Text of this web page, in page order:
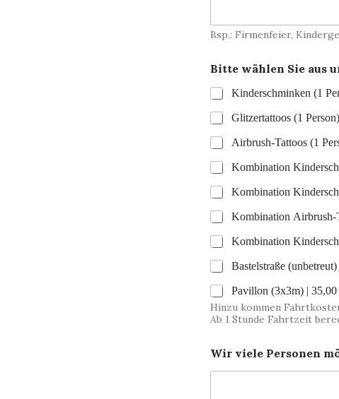
l
n
g
Bsp.: Firmenfeier,
Bitte wählen Sie aus
Pavillon
Hinzu kommen
Ab 1 Stunde Fahrtzeit
Wir viele Personen